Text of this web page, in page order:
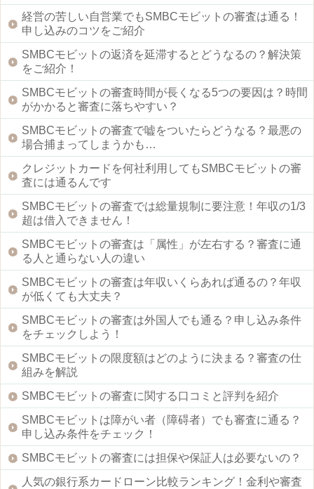
経営の苦しい自営業でもSMBCモビットの審査は通る！
申し込みのコツをご紹介
SMBCモビットの返済を延滞するとどうなるの？解決策
をご紹介！
SMBCモビットの審査時間が長くなる5つの要因は？時間
がかかると審査に落ちやすい？
SMBCモビットの審査で嘘をついたらどうなる？最悪の
場合捕まってしまうかも…
クレジットカードを何社利用してもSMBCモビットの審
査には通るんです
SMBCモビットの審査では総量規制に要注意！年収の1/3
超は借入できません！
SMBCモビットの審査は「属性」が左右する？審査に通
る人と通らない人の違い
SMBCモビットの審査は年収いくらあれば通るの？年収
が低くても大丈夫？
SMBCモビットの審査は外国人でも通る？申し込み条件
をチェックしよう！
SMBCモビットの限度額はどのように決まる？審査の仕
組みを解説
SMBCモビットの審査に関する口コミと評判を紹介
SMBCモビットは障がい者（障碍者）でも審査に通る？
申し込み条件をチェック！
SMBCモビットの審査には担保や保証人は必要ないの？
人気の銀行系カードローン比較ランキング！金利や審査